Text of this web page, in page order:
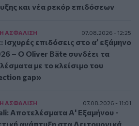
και νέα ρεκόρ επιδόσεων
ΑΣΦAΛΙΣΗ 07.08.2026 - 12:25
Ισχυρές επιδόσεις στο α’ εξάμηνο
– Ο Oliver Bäte συνδέει τα
με το κλείσιμο του
gap»
ΑΣΦAΛΙΣΗ 07.08.2026 - 11:01
Αποτελέσματα Α' Εξαμήνου -
ανάπτυξη στα Λειτουργικά